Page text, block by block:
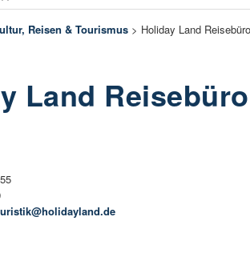
Reisen & Tourismus > Holiday Land Reisebüro
Land Reisebüro